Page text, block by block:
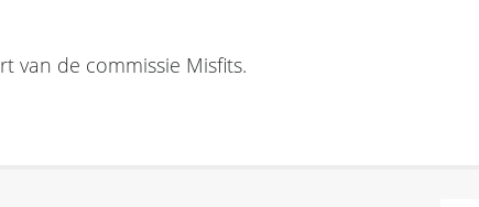
van de commissie Misfits.